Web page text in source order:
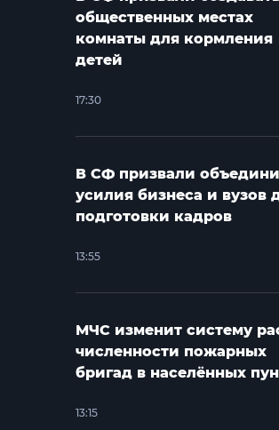
общественных местах
комнаты для кормления
детей
17:30
В СФ призвали
усилия бизнеса и вузов
подготовки кадров
13:55
МЧС изменит систему
численности пожарных
бригад в населённых
13:15